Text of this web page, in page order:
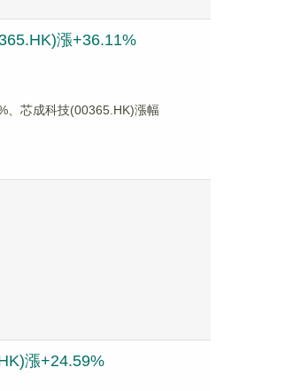
漲+36.11%
、芯成科技(00365.HK)漲幅
漲+24.59%